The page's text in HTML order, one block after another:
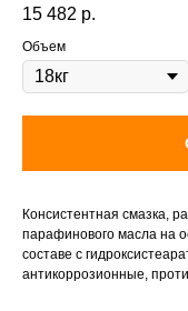
15 482 р.
Объем
Консистентная смазка,
парафинового масла на
составе с
антикоррозионные,